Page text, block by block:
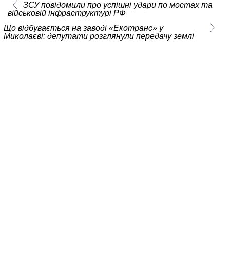
ЗСУ повідомили про успішні удари по мостах та
військовій інфраструктурі РФ
Що відбувається на заводі «Екотранс» у
Миколаєві: депутати розглянули передачу землі